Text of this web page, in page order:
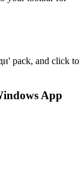
pack, and click to
App